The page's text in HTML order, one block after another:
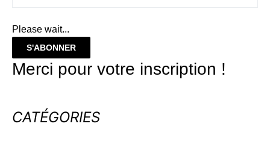
Please wait...
S'ABONNER
Merci pour votre inscription !
CATÉGORIES